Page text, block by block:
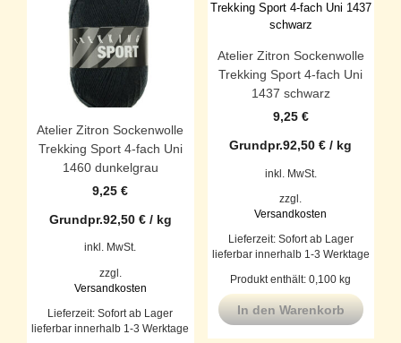
Atelier Zitron Sockenwolle
Trekking Sport 4-fach Uni
1460 dunkelgrau
9,25€
Grundpr.92,50 €/ kg
inkl. MwSt.
zzgl.
Versandkosten
Lieferzeit:Sofort ab Lager
lieferbar innerhalb 1-3 Werktage
Atelier Zitron Sockenwolle
Trekking Sport 4-fach Uni
1437 schwarz
9,25 €
Grundpr.92,50€ / kg
inkl. MwSt.
zzgl.
Versandkosten
Lieferzeit: Sofort ab Lager
lieferbar innerhalb 1-3 Werktage
Produkt enthält: 0,100 kg
In den Warenkorb